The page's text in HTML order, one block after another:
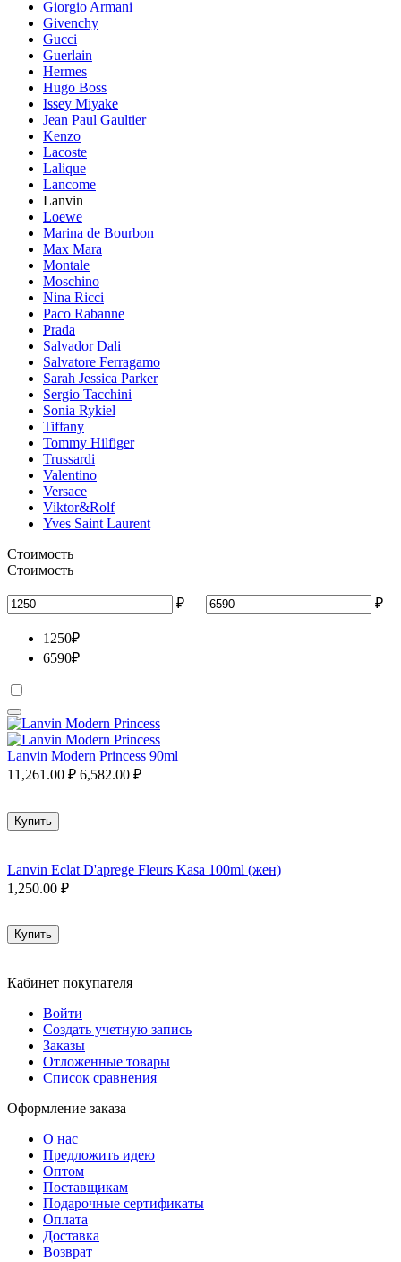
Giorgio Armani
Givenchy
Gucci
Guerlain
Hermes
Hugo Boss
Issey Miyake
Jean Paul Gaultier
Kenzo
Lacoste
Lalique
Lancome
Lanvin
Loewe
Marina de Bourbon
Max Mara
Montale
Moschino
Nina Ricci
Paco Rabanne
Prada
Salvador Dali
Salvatore Ferragamo
Sarah Jessica Parker
Sergio Tacchini
Sonia Rykiel
Tiffany
Tommy Hilfiger
Trussardi
Valentino
Versace
Viktor&Rolf
Yves Saint Laurent
Стоимость
Стоимость
₽ – ₽
1250₽
6590₽
Lanvin Modern Princess 90ml
11,261.00 ₽ 6,582.00 ₽
Купить
Lanvin Eclat D'aprege Fleurs Kasa 100ml (жен)
1,250.00 ₽
Купить
Кабинет покупателя
Войти
Создать учетную запись
Заказы
Отложенные товары
Список сравнения
Оформление заказа
О нас
Предложить идею
Оптом
Поставщикам
Подарочные сертификаты
Оплата
Доставка
Возврат